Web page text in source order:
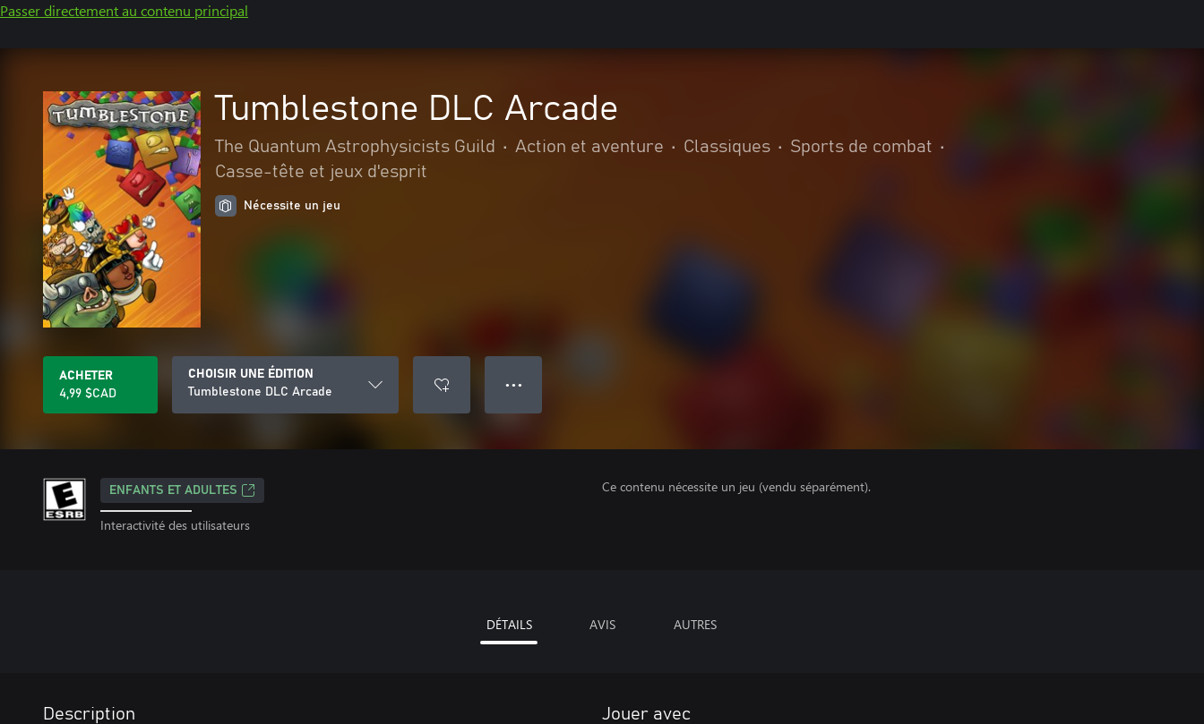
Passer directement au contenu principal
Tumblestone DLC Arcade
The Quantum Astrophysicists Guild • Action et aventure • Classiques • Sports de combat •
Casse-tête et jeux d'esprit
Nécessite un jeu
ACHETER
4,99 $CAD
CHOISIR UNE ÉDITION
Tumblestone DLC Arcade
● ● ●
ENFANTS ET ADULTES
Interactivité des utilisateurs
Ce contenu nécessite un jeu (vendu séparément).
DÉTAILS AVIS AUTRES
Description Jouer avec